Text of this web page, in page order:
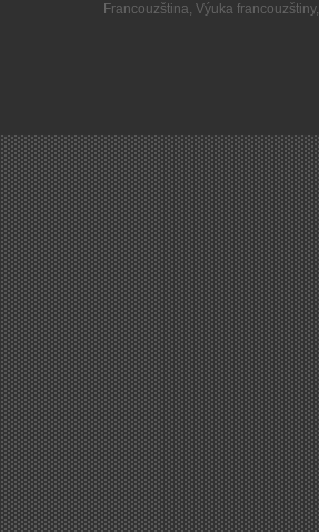
Francouzština,Výuka francouzštiny,